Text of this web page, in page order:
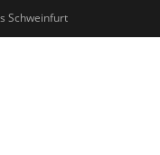
Schweinfurt